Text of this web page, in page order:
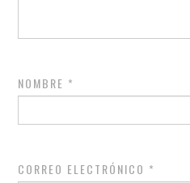
NOMBRE *
CORREO ELECTRÓNICO *